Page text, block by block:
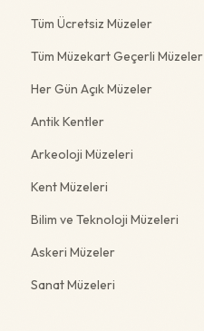
Tüm Ücretsiz Müzeler
Tüm Müzekart Geçerli Müzeler
Her Gün Açık Müzeler
Antik Kentler
Arkeoloji Müzeleri
Kent Müzeleri
Bilim ve Teknoloji Müzeleri
Askeri Müzeler
Sanat Müzeleri